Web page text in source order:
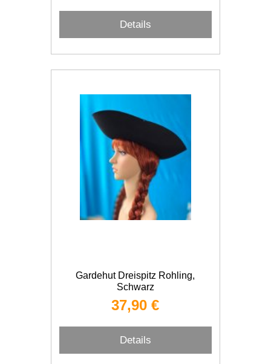
Details
Gardehut Dreispitz Rohling,
Schwarz
37,90 €
Details